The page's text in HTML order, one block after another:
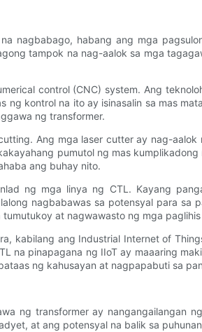
nagbabago, habang ang mga
tampok na nag-aalok sa mga
control (CNC) system. Ang
kontrol na ito ay isinasalin sa mas
ng transformer.
Ang mga laser cutter ay nag-
pumutol ng mas
ang buhay nito.
ng mga linya ng CTL. Kayang
nagbabawas sa potensyal para sa
at nagwawasto ng mga
kabilang ang Industrial Internet of
na pinapagana ng IIoT ay maaaring
ng kahusayan at nagpapabuti sa
ng transformer ay nangangailangan
at ang potensyal na balik sa